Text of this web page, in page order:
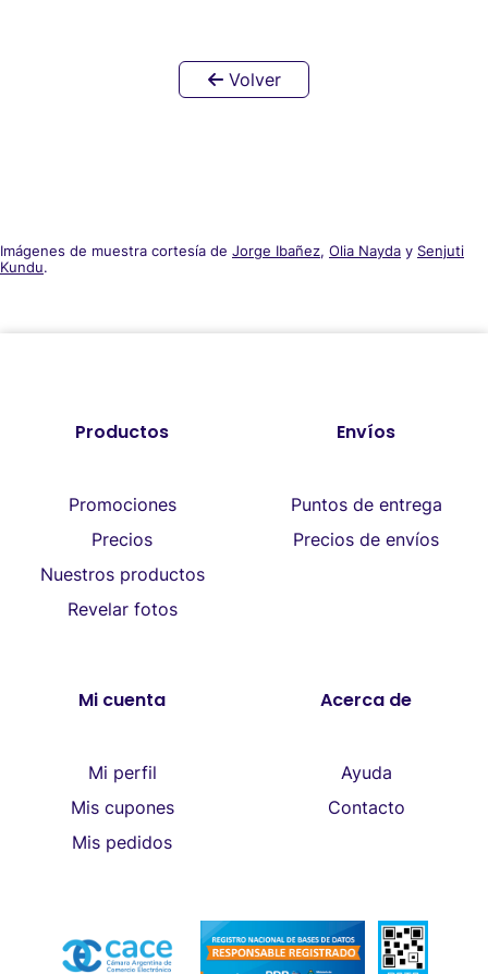
Volver
Imágenes de muestra cortesía de Jorge Ibañez, Olia Nayda y Senjuti
Kundu.
Productos
Promociones
Precios
Nuestros productos
Revelar fotos
Envíos
Puntos de entrega
Precios de envíos
Mi cuenta
Mi perfil
Mis cupones
Mis pedidos
Acerca de
Ayuda
Contacto